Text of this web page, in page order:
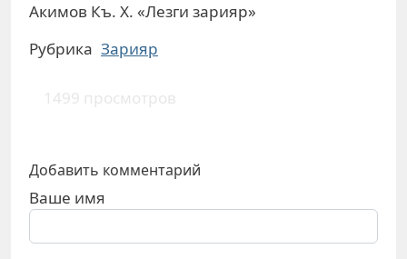
Акимов Къ. Х. «Лезги зарияр»
Рубрика Зарияр
1499 просмотров
Добавить комментарий
Ваше имя